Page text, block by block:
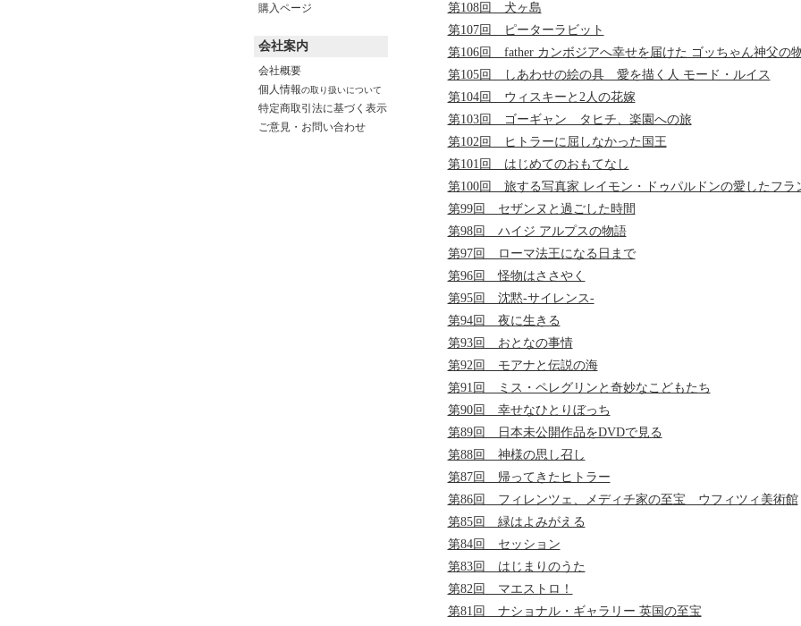
購入ページ
会社案内
会社概要
個人情報の取り扱いについて
特定商取引法に基づく表示
ご意見・お問い合わせ
第108回 犬ヶ島
第107回 ピーターラビット
第106回 father カンボジアへ幸せを届けた ゴッちゃん神父の
第105回 しあわせの絵の具 愛を描く人 モード・ルイス
第104回 ウィスキーと2人の花嫁
第103回 ゴーギャン タヒチ、楽園への旅
第102回 ヒトラーに屈しなかった国王
第101回 はじめてのおもてなし
第100回 旅する写真家 レイモン・ドゥパルドンの愛したフラ
第99回 セザンヌと過ごした時間
第98回 ハイジ アルプスの物語
第97回 ローマ法王になる日まで
第96回 怪物はささやく
第95回 沈黙-サイレンス-
第94回 夜に生きる
第93回 おとなの事情
第92回 モアナと伝説の海
第91回 ミス・ペレグリンと奇妙なこどもたち
第90回 幸せなひとりぼっち
第89回 日本未公開作品をDVDで見る
第88回 神様の思し召し
第87回 帰ってきたヒトラー
第86回 フィレンツェ、メディチ家の至宝 ウフィツィ美術館
第85回 緑はよみがえる
第84回 セッション
第83回 はじまりのうた
第82回 マエストロ！
第81回 ナショナル・ギャラリー 英国の至宝